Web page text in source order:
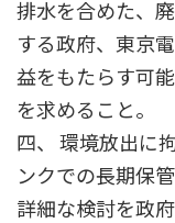
排水を合めた、
する政府、東京
益をもたらす可
を求めること。
四、 環境放出に
ンクでの長期保
詳細な検討を政